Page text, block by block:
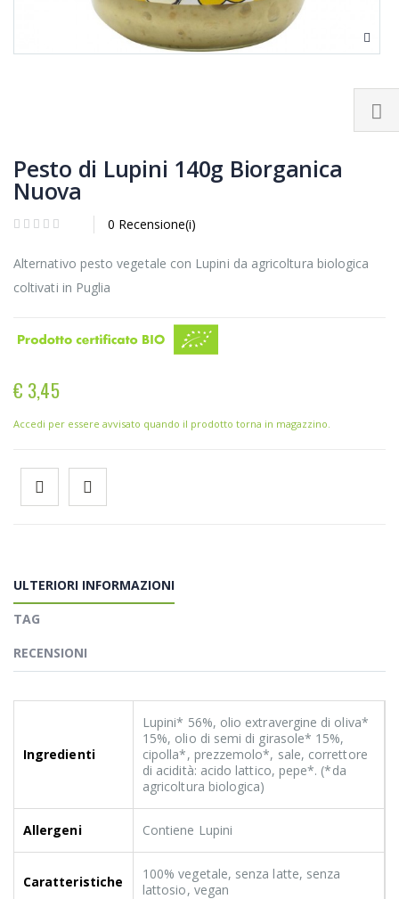
Pesto di Lupini 140g Biorganica
Nuova
0 Recensione(i)
Alternativo pesto vegetale con Lupini da agricoltura biologica
coltivati in Puglia
€ 3,45
Accedi per essere avvisato quando il prodotto torna in magazzino.
ULTERIORI INFORMAZIONI
TAG
RECENSIONI
Ingredienti
Lupini* 56%, olio extravergine di oliva*
15%, olio di semi di girasole* 15%,
cipolla*, prezzemolo*, sale, correttore
di acidità: acido lattico, pepe*. (*da
agricoltura biologica)
Allergeni Contiene Lupini
Caratteristiche
100% vegetale, senza latte, senza
lattosio, vegan